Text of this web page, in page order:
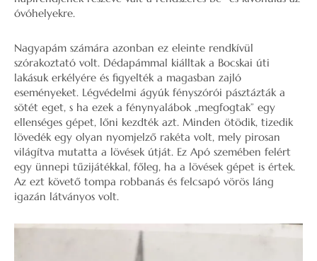
óvóhelyekre.
Nagyapám számára azonban ez eleinte rendkívül
szórakoztató volt. Dédapámmal kiálltak a Bocskai úti
lakásuk erkélyére és figyelték a magasban zajló
eseményeket. Légvédelmi ágyúk fényszórói pásztázták a
sötét eget, s ha ezek a fénynyalábok „megfogtak” egy
ellenséges gépet, lőni kezdték azt. Minden ötödik, tizedik
lövedék egy olyan nyomjelző rakéta volt, mely pirosan
világítva mutatta a lövések útját. Ez Apó szemében felért
egy ünnepi tűzijátékkal, főleg, ha a lövések gépet is értek.
Az ezt követő tompa robbanás és felcsapó vörös láng
igazán látványos volt.